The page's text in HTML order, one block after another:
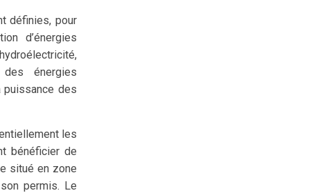
définies, pour
d’énergies
énergies
des
les
bénéficier de
situé en zone
permis. Le